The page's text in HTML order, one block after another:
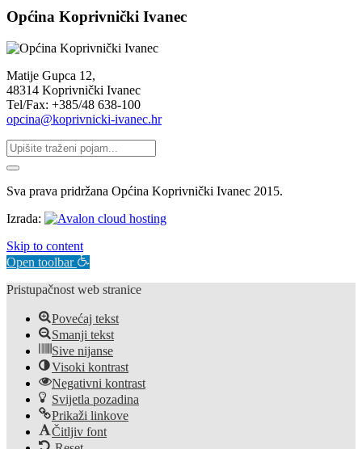
Općina Koprivnički Ivanec
Matije Gupca 12,
48314 Koprivnički Ivanec
Tel/Fax: +385/48 638-100
opcina@koprivnicki-ivanec.hr
Sva prava pridržana Općina Koprivnički Ivanec 2015.
Izrada:
Skip to content
Open toolbar
Pristupačnost web stranice
Povećaj tekst
Smanji tekst
Sive nijanse
Visoki kontrast
Negativni kontrast
Svijetla pozadina
Prikaži linkove
Čitljiv font